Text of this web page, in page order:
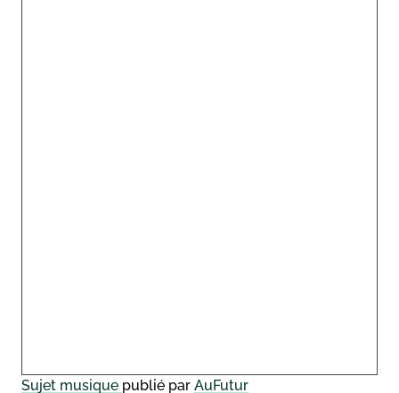
Sujet musique publié par AuFutur